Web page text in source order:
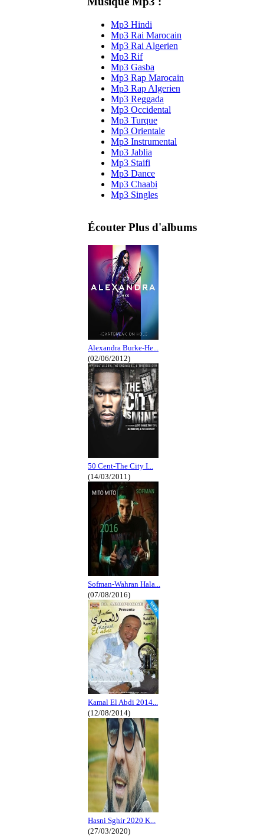
Mp3 Hindi
Mp3 Rai Marocain
Mp3 Rai Algerien
Mp3 Rif
Mp3 Gasba
Mp3 Rap Marocain
Mp3 Rap Algerien
Mp3 Reggada
Mp3 Occidental
Mp3 Turque
Mp3 Orientale
Mp3 Instrumental
Mp3 Jablia
Mp3 Staifi
Mp3 Dance
Mp3 Chaabi
Mp3 Singles
Écouter Plus d'albums
Alexandra Burke-He...
(02/06/2012)
50 Cent-The City I...
(14/03/2011)
Sofman-Wahran Hala...
(07/08/2016)
Kamal El Abdi 2014...
(12/08/2014)
Hasni Sghir 2020 K...
(27/03/2020)